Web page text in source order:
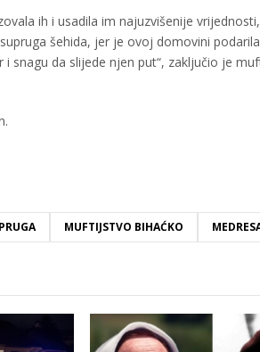
ih i usadila im najuzvišenije
šehida, jer je ovoj domovini
snagu da slijede njen put“, zaključio je
MUFTIJSTVO BIHAĆKO